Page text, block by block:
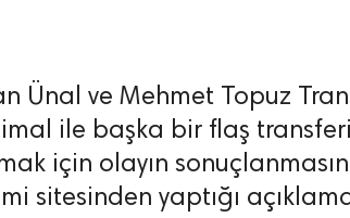
Ünal ve Mehmet Topuz
ile başka bir flaş
için olayın
sitesinden yaptığı